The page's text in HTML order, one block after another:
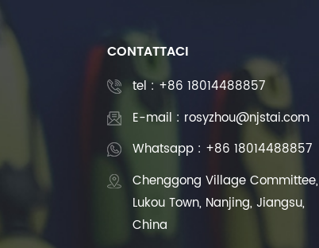
CONTATTACI
tel :+86 18014488857
E-mail : rosyzhou@njstai.com
Whatsapp : +86 18014488857
Chenggong Village Committee,
Lukou Town, Nanjing, Jiangsu,
China